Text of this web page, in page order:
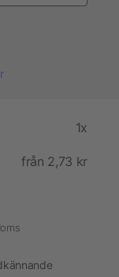
1x
från 2,73 kr